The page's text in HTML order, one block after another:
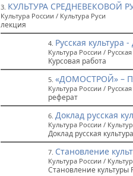
3. КУЛЬТУРА СРЕДНЕВЕКОВОЙ
Культура России / Культура Руси
лекция
4. Русская культура
Культура России /
Курсовая работа
5.«ДОМОСТРОЙ» –
Культура России /
реферат
6.Доклад русская
Культура России /
Доклад русская
7. Становление
Культура России /
Становление культуры